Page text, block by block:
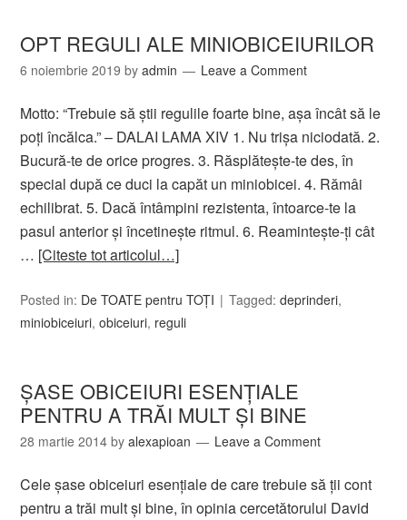
OPT REGULI ALE MINIOBICEIURILOR
6 noiembrie 2019 byadmin Leave a Comment
Motto: “Trebuie să ştii regulile foarte bine, aşa încât să le
poţi încălca.” – DALAI LAMA XIV 1. Nu trişa niciodată. 2.
Bucură-te de orice progres. 3. Răsplăteşte-te des, în
special după ce duci la capăt un miniobicei. 4. Rămâi
echilibrat. 5. Dacă întâmpini rezistenta, întoarce-te la
pasul anterior şi încetineşte ritmul. 6. Reaminteşte-ţi cât
… [Citeste tot articolul…]
Posted in: De TOATE pentru TOȚI Tagged:deprinderi,
miniobiceiuri,obiceiuri, reguli
ŞASE OBICEIURI ESENŢIALE
PENTRU A TRĂI MULT ŞI BINE
28 martie 2014 byalexapioan Leave a Comment
Cele şase obiceiuri esenţiale de care trebuie să ţii cont
pentru a trăi mult şi bine, în opinia cercetătorului David